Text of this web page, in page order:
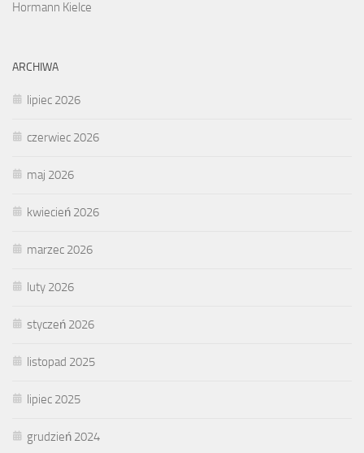
Hormann Kielce
ARCHIWA
lipiec 2026
czerwiec 2026
maj 2026
kwiecień 2026
marzec 2026
luty 2026
styczeń 2026
listopad 2025
lipiec 2025
grudzień 2024